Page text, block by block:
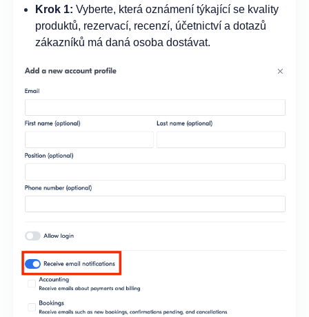
Krok 1: Vyberte, která oznámení týkající se kvality
produktů, rezervací, recenzí, účetnictví a dotazů
zákazníků má daná osoba dostávat.